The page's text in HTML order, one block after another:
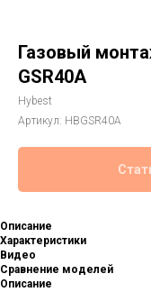
Газовый
GSR40A
Hybest
Артикул: HBGSR40A
Описание
Характеристики
Видео
Сравнение моделей
Описание